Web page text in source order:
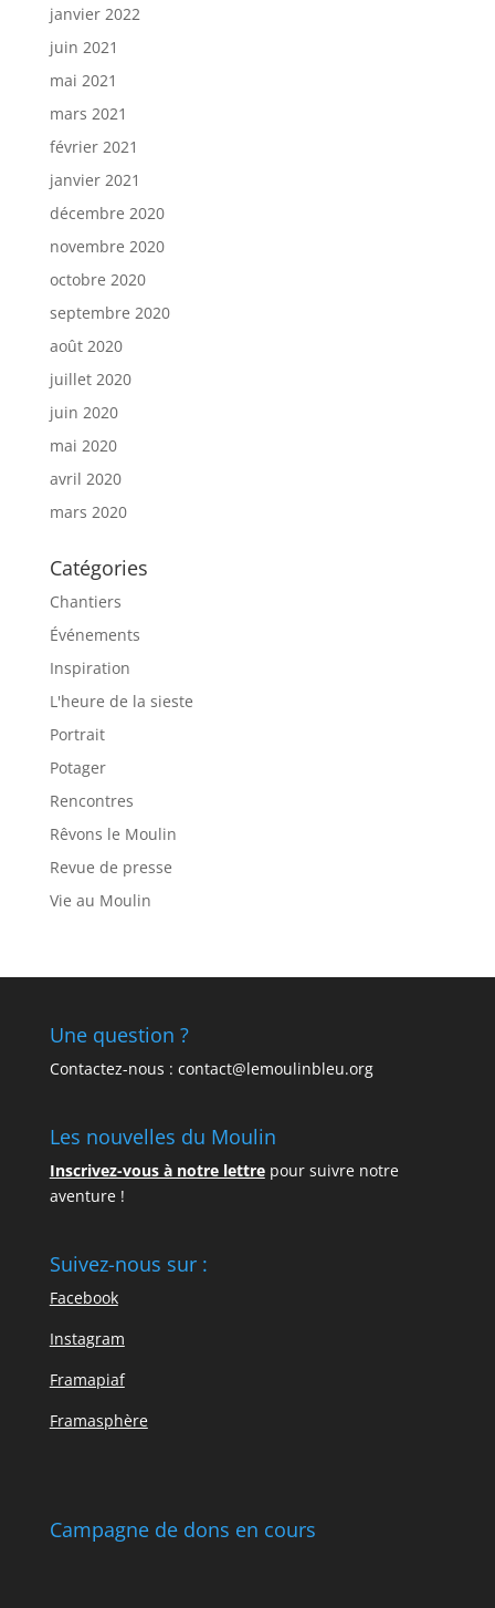
janvier 2022
juin 2021
mai 2021
mars 2021
février 2021
janvier 2021
décembre 2020
novembre 2020
octobre 2020
septembre 2020
août 2020
juillet 2020
juin 2020
mai 2020
avril 2020
mars 2020
Catégories
Chantiers
Événements
Inspiration
L'heure de la sieste
Portrait
Potager
Rencontres
Rêvons le Moulin
Revue de presse
Vie au Moulin
Une question ?
Contactez-nous : contact@lemoulinbleu.org
Les nouvelles du Moulin
Inscrivez-vous à notre lettrepour suivre notre
aventure !
Suivez-nous sur :
Facebook
Instagram
Framapiaf
Framasphère
Campagne de dons en cours